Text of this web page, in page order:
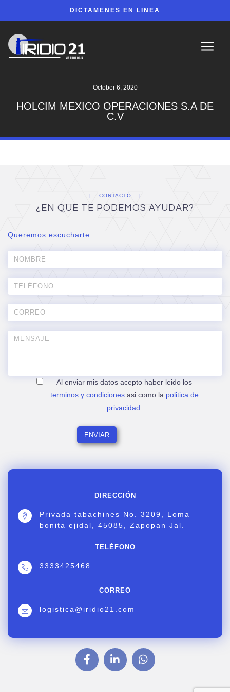
DICTAMENES EN LINEA
October 6, 2020
HOLCIM MEXICO OPERACIONES S.A DE
C.V
DIRECCIÓN
Privada tabachines No. 3209, Loma
bonita ejidal, 45085, Zapopan Jal.
TELÉFONO
3333425468
CORREO
logistica@iridio21.com
CONTACTO
¿EN QUE TE PODEMOS AYUDAR?
Queremos escucharte.
Al enviar mis datos acepto haber leido los
terminos y condicionesasi como la politica de
privacidad